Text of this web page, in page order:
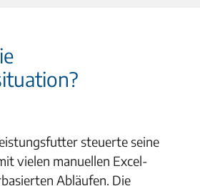
steuerte seine
vielen manuellen Excel-
Abläufen. Die